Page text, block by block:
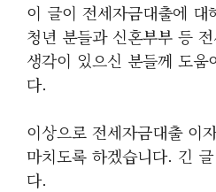
이 글이 전세자금대출에 대
청년 분들과 신혼부부 등
생각이 있으신 분들께 도움
다.
이상으로 전세자금대출 이
마치도록 하겠습니다. 긴
다.